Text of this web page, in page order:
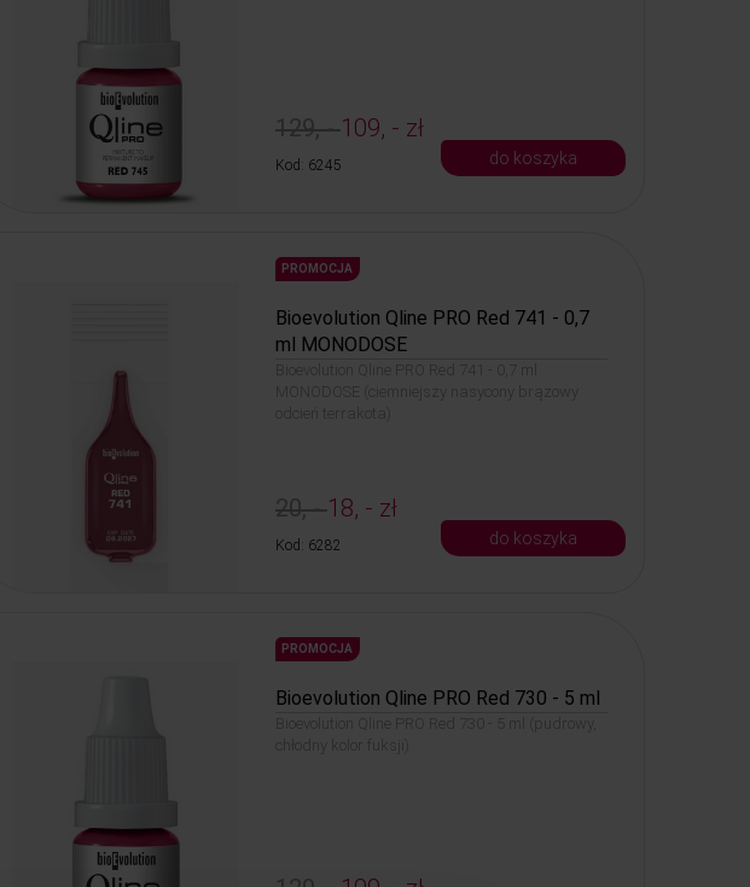
129, -109, - zł
Kod: 6245 do koszyka
PROMOCJA
Bioevolution Qline PRO Red 741 - 0,7
ml MONODOSE
Bioevolution Qline PRO Red 741 - 0,7 ml
MONODOSE (ciemniejszy nasycony brązowy
odcień terrakota)
20, -18, - zł
Kod: 6282 do koszyka
PROMOCJA
Bioevolution Qline PRO Red 730 - 5 ml
Bioevolution Qline PRO Red 730 - 5 ml (pudrowy,